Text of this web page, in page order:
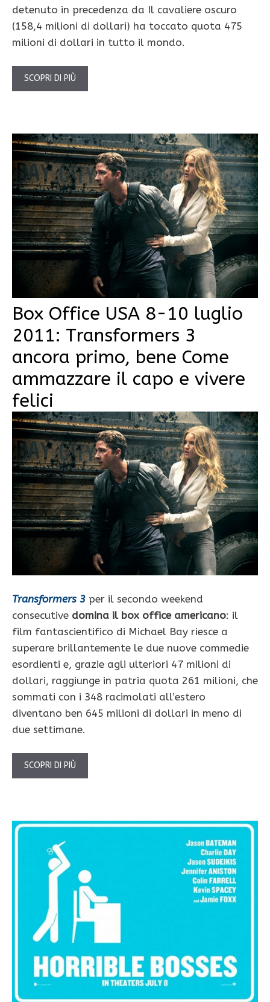
detenuto in precedenza da Il cavaliere oscuro
(158,4 milioni di dollari) ha toccato quota 475
milioni di dollari in tutto il mondo.
SCOPRI DI PIÙ
Box Office USA 8-10 luglio
2011: Transformers 3
ancora primo, bene Come
ammazzare il capo e vivere
felici
Transformers 3 per il secondo weekend
consecutive domina il box office americano: il
film fantascientifico di Michael Bay riesce a
superare brillantemente le due nuove commedie
esordienti e, grazie agli ulteriori 47 milioni di
dollari, raggiunge in patria quota 261 milioni, che
sommati con i 348 racimolati all’estero
diventano ben 645 milioni di dollari in meno di
due settimane.
SCOPRI DI PIÙ